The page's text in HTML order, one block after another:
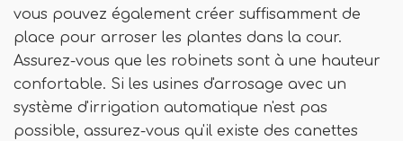
vous pouvez également créer suffisamment de
place pour arroser les plantes dans la cour.
Assurez-vous que les robinets sont à une hauteur
confortable. Si les usines d'arrosage avec un
système d'irrigation automatique n'est pas
possible, assurez-vous qu'il existe des canettes